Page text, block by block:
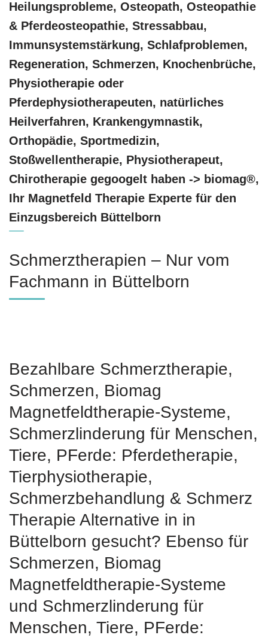
Heilungsprobleme, Osteopath, Osteopathie
& Pferdeosteopathie, Stressabbau,
Immunsystemstärkung, Schlafproblemen,
Regeneration, Schmerzen, Knochenbrüche,
Physiotherapie oder
Pferdephysiotherapeuten, natürliches
Heilverfahren, Krankengymnastik,
Orthopädie, Sportmedizin,
Stoßwellentherapie, Physiotherapeut,
Chirotherapie gegoogelt haben -> biomag®,
Ihr Magnetfeld Therapie Experte für den
Einzugsbereich Büttelborn
Schmerztherapien – Nur vom
Fachmann in Büttelborn
Bezahlbare Schmerztherapie,
Schmerzen, Biomag
Magnetfeldtherapie-Systeme,
Schmerzlinderung für Menschen,
Tiere, PFerde: Pferdetherapie,
Tierphysiotherapie,
Schmerzbehandlung & Schmerz
Therapie Alternative in in
Büttelborn gesucht? Ebenso für
Schmerzen, Biomag
Magnetfeldtherapie-Systeme
und Schmerzlinderung für
Menschen, Tiere, PFerde: